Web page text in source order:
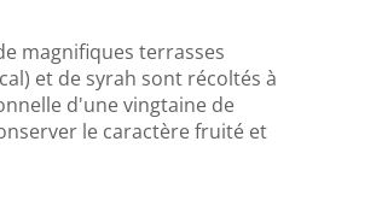
magnifiques terrasses
et de syrah sont récoltés à
d'une vingtaine de
le caractère fruité et